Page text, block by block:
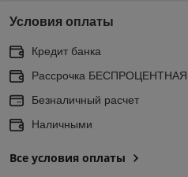
Условия оплаты
Кредит банка
Рассрочка БЕСПРОЦЕНТНАЯ
Безналичный расчет
Наличными
Все условия оплаты